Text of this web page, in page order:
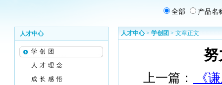
全部 产品名
人才中心
学创团
人才理念
成长感悟
人才中心> 学创团 > 文章正文
努
上一篇：
《